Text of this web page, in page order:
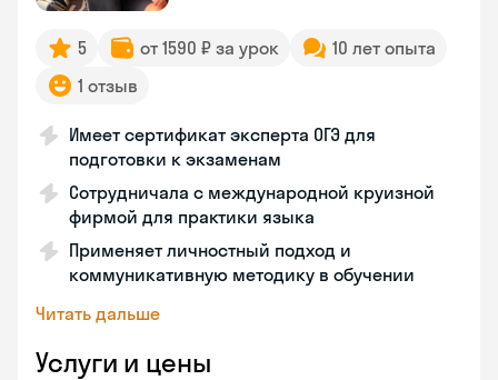
5 от 1590 ₽ за урок
10 лет опыта
1 отзыв
Имеет сертификат эксперта ОГЭ для
подготовки к экзаменам
Сотрудничала с международной круизной
фирмой для практики языка
Применяет личностный подход и
коммуникативную методику в обучении
Читать дальше
Услуги и цены